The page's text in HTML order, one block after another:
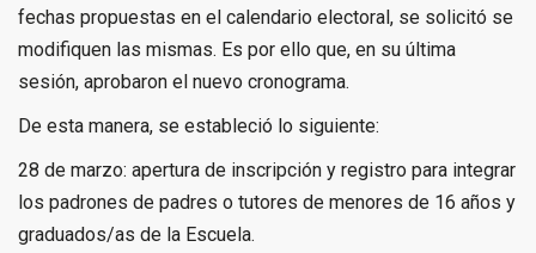
fechas propuestas en el calendario electoral, se solicitó se
modifiquen las mismas. Es por ello que, en su última
sesión, aprobaron el nuevo cronograma.
De esta manera, se estableció lo siguiente:
28 de marzo: apertura de inscripción y registro para integrar
los padrones de padres o tutores de menores de 16 años y
graduados/as de la Escuela.